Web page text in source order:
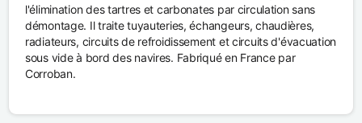
l'élimination des tartres et carbonates par circulation sans
démontage. Il traite tuyauteries, échangeurs, chaudières,
radiateurs, circuits de refroidissement et circuits d'évacuation
sous vide à bord des navires. Fabriqué en France par
Corroban.